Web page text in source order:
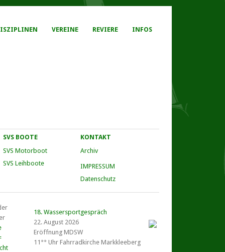
VEREINE REVIERE INFOS
SVS BOOTE
SVS Motorboot
SVS Leihboote
KONTAKT
Archiv
IMPRESSUM
Datenschutz
18. Wassersportgespräch
22. August 2026
Eröffnung MDSW
11°° Uhr Fahrrad­kirche Markkleeberg